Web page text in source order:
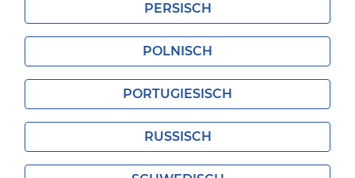
PERSISCH
POLNISCH
PORTUGIESISCH
RUSSISCH